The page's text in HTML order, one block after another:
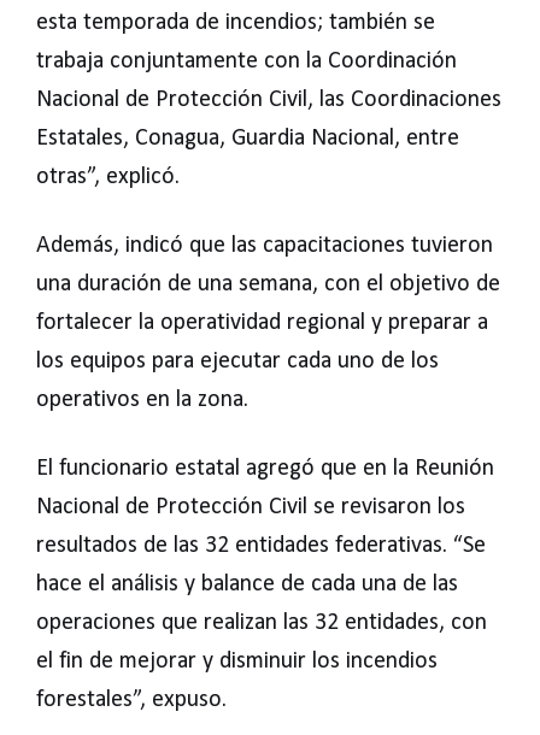
esta temporada de incendios; también se
trabaja conjuntamente con la Coordinación
Nacional de Protección Civil, las Coordinaciones
Estatales, Conagua, Guardia Nacional, entre
otras”, explicó.
Además, indicó que las capacitaciones tuvieron
una duración de una semana, con el objetivo de
fortalecer la operatividad regional y preparar a
los equipos para ejecutar cada uno de los
operativos en la zona.
El funcionario estatal agregó que en la Reunión
Nacional de Protección Civil se revisaron los
resultados de las 32 entidades federativas. “Se
hace el análisis y balance de cada una de las
operaciones que realizan las 32 entidades, con
el fin de mejorar y disminuir los incendios
forestales”, expuso.